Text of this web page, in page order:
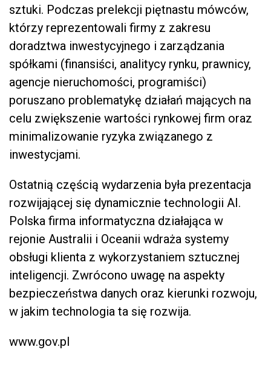
sztuki. Podczas prelekcji piętnastu mówców,
którzy reprezentowali firmy z zakresu
doradztwa inwestycyjnego i zarządzania
spółkami (finansiści, analitycy rynku, prawnicy,
agencje nieruchomości, programiści)
poruszano problematykę działań mających na
celu zwiększenie wartości rynkowej firm oraz
minimalizowanie ryzyka związanego z
inwestycjami.
Ostatnią częścią wydarzenia była prezentacja
rozwijającej się dynamicznie technologii AI.
Polska firma informatyczna działająca w
rejonie Australii i Oceanii wdraża systemy
obsługi klienta z wykorzystaniem sztucznej
inteligencji. Zwrócono uwagę na aspekty
bezpieczeństwa danych oraz kierunki rozwoju,
w jakim technologia ta się rozwija.
www.gov.pl